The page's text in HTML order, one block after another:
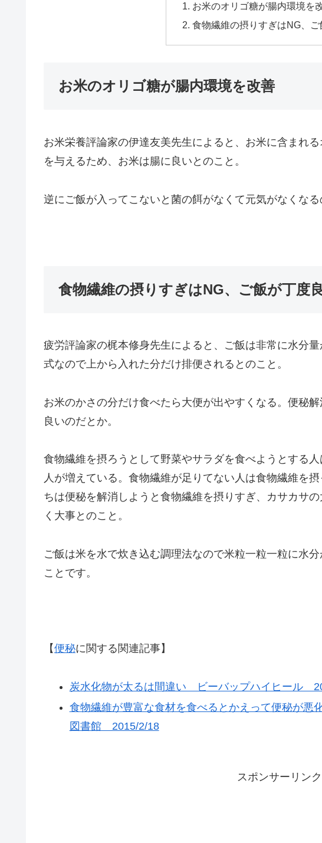
お米のオリゴ糖が腸内環境を
食物繊維の摂りすぎはNG、
お米のオリゴ糖が腸内環境を改善
お米栄養評論家の伊達友美先生によると、お米に含まれ
を与えるため、お米は腸に良いとのこと。
逆にご飯が入ってこないと菌の餌がなくて元気がなくなる
食物繊維の摂りすぎはNG、ご飯が丁度
疲労評論家の梶本修身先生によると、ご飯は非常に水分
式なので上から入れた分だけ排便されるとのこと。
お米のかさの分だけ食べたら大便が出やすくなる。便秘
良いのだとか。
食物繊維を摂ろうとして野菜やサラダを食べようとする
人が増えている。食物繊維が足りてない人は食物繊維を
ちは便秘を解消しようと食物繊維を摂りすぎ、カサカサ
く大事とのこと。
ご飯は米を水で炊き込む調理法なので米粒一粒一粒に水
ことです。
【便秘に関する関連記事】
炭水化物が太るは間違い ビーバップハイヒール
食物繊維が豊富な食材を食べるとかえって便秘が
図書館 2015/2/18
スポンサーリンク